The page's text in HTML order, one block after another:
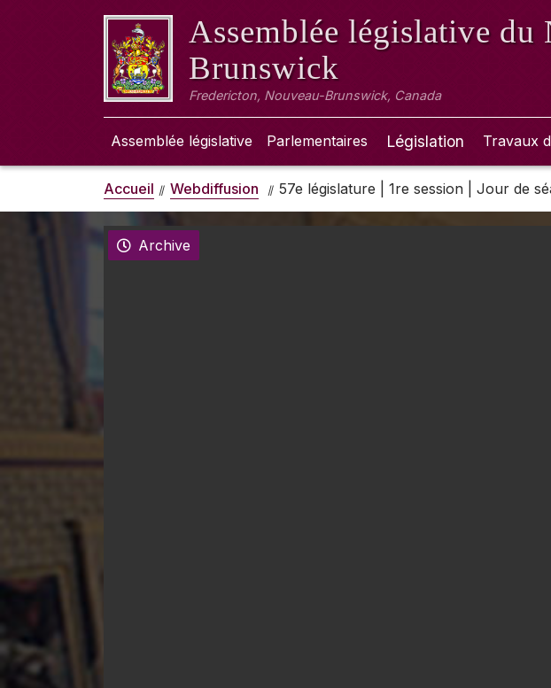
Assemblée législative du
Brunswick
Fredericton, Nouveau-Brunswick, Canada
Assemblée législative Parlementaires Législation Travaux
Accueil Webdiffusion 57e législature | 1re session | Jour de
Archive